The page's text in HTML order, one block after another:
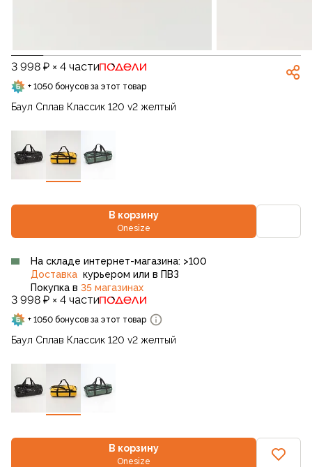
3 998 ₽ × 4 части
+ 1050 бонусов за этот товар
Баул Сплав Классик 120 v2 желтый
В корзину
Onesize
На складе интернет-магазина: >100
Доставка курьером или в ПВЗ
Покупка в 35 магазинах
3 998 ₽ × 4 части
+ 1050 бонусов за этот товар
Баул Сплав Классик 120 v2 желтый
В корзину
Onesize